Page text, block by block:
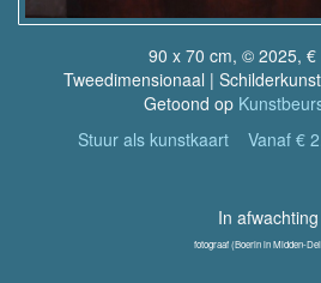
90 x 70 cm, © 2025, €
Tweedimensionaal |
Getoond op
Stuur als kunstkaart Vanaf €
In afwachting
fotograaf (Boerin in Midden-